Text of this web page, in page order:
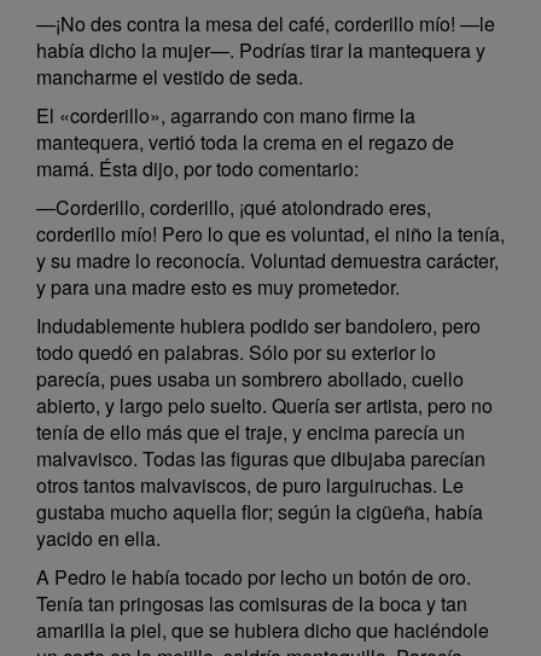
—¡No des contra la mesa del café, corderillo mío! —le
había dicho la mujer—. Podrías tirar la mantequera y
mancharme el vestido de seda.
El «corderillo», agarrando con mano firme la
mantequera, vertió toda la crema en el regazo de
mamá. Ésta dijo, por todo comentario:
—Corderillo, corderillo, ¡qué atolondrado eres,
corderillo mío! Pero lo que es voluntad, el niño la tenía,
y su madre lo reconocía. Voluntad demuestra carácter,
y para una madre esto es muy prometedor.
Indudablemente hubiera podido ser bandolero, pero
todo quedó en palabras. Sólo por su exterior lo
parecía, pues usaba un sombrero abollado, cuello
abierto, y largo pelo suelto. Quería ser artista, pero no
tenía de ello más que el traje, y encima parecía un
malvavisco. Todas las figuras que dibujaba parecían
otros tantos malvaviscos, de puro larguiruchas. Le
gustaba mucho aquella flor; según la cigüeña, había
yacido en ella.
A Pedro le había tocado por lecho un botón de oro.
Tenía tan pringosas las comisuras de la boca y tan
amarilla la piel, que se hubiera dicho que haciéndole